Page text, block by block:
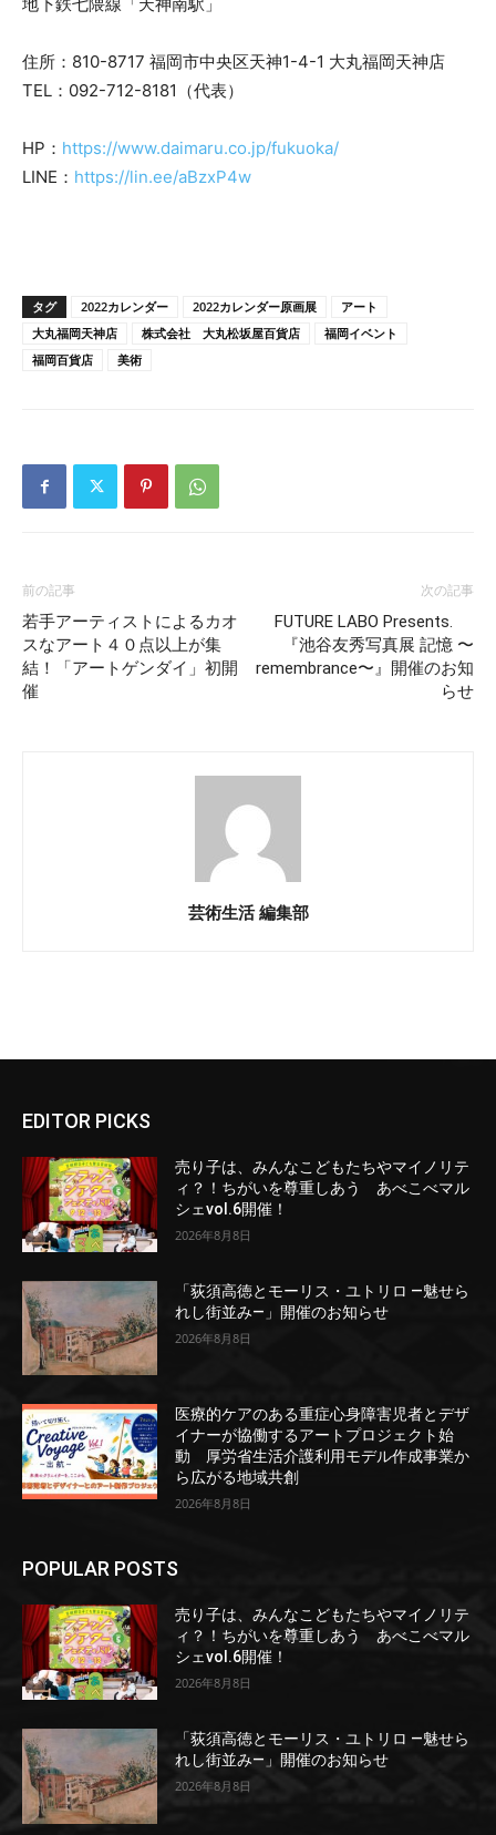
住所：810-8717 福岡市中央区天神1-4-1 大丸福岡天神店
TEL：092-712-8181（代表）
HP： https://www.daimaru.co.jp/fukuoka/
LINE： https://lin.ee/aBzxP4w
タグ 2022カレンダー 2022カレンダー原画展
アート
大丸福岡天神店
株式会社 大丸松坂屋百貨店
福岡イベント
福岡百貨店
美術
前の記事
若手アーティストによるカオ
スなアート４０点以上が集
結！「アートゲンダイ」初開
催
次の記事
FUTURE LABO Presents.
『池谷友秀写真展 記憶 〜
remembrance〜』開催のお知
らせ
芸術生活 編集部
EDITOR PICKS
売り子は、みんなこどもたちやマイノリテ
ィ？！ちがいを尊重しあう あべこべマル
シェvol.6開催！
2026年8月8日
「荻須高徳とモーリス・ユトリロ ―魅せら
れし街並み―」開催のお知らせ
2026年8月8日
医療的ケアのある重症心身障害児者とデザ
イナーが協働するアートプロジェクト始
動 厚労省生活介護利用モデル作成事業か
ら広がる地域共創
2026年8月8日
POPULAR POSTS
売り子は、みんなこどもたちやマイノリテ
ィ？！ちがいを尊重しあう あべこべマル
シェvol.6開催！
2026年8月8日
「荻須高徳とモーリス・ユトリロ ―魅せら
れし街並み―」開催のお知らせ
2026年8月8日